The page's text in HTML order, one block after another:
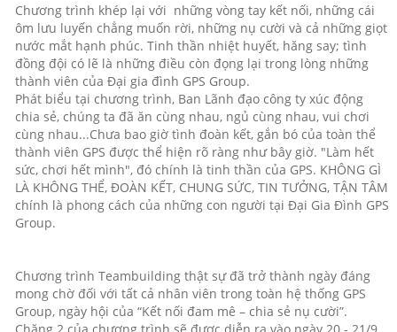
Chương trình khép lại với những vòng tay kết nối, những cái
ôm lưu luyến chẳng muốn rời, những nụ cười và cả những giọt
nước mắt hạnh phúc. Tinh thần nhiệt huyết, hăng say; tình
đồng đội có lẽ là những điều còn đọng lại trong lòng những
thành viên của Đại gia đình GPS Group.
Phát biểu tại chương trình, Ban Lãnh đạo công ty xúc động
chia sẻ, chúng ta đã ăn cùng nhau, ngủ cùng nhau, vui chơi
cùng nhau...Chưa bao giờ tình đoàn kết, gắn bó của toàn thể
thành viên GPS được thể hiện rõ ràng như bây giờ. "Làm hết
sức, chơi hết mình", đó chính là tinh thần của GPS. KHÔNG GÌ
LÀ KHÔNG THỂ, ĐOÀN KẾT, CHUNG SỨC, TIN TƯỞNG, TẬN TÂM
chính là phong cách của những con người tại Đại Gia Đình GPS
Group.
Chương trình Teambuilding thật sự đã trở thành ngày đáng
mong chờ đối với tất cả nhân viên trong toàn hệ thống GPS
Group, ngày hội của “Kết nối đam mê – chia sẻ nụ cười”.
Chặng 2 của chương trình sẽ được diễn ra vào ngày 20 - 21/9